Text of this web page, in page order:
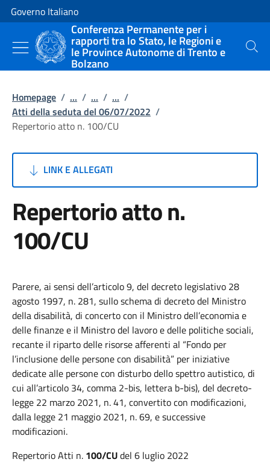
Vai al contenuto
Vai alla navigazione del sito
Governo Italiano
Conferenza Permanente per i
rapporti tra lo Stato, le Regioni e
le Province Autonome di Trento e
Bolzano
Cerca
Homepage / ... / ... / ... /
Atti della seduta del 06/07/2022 /
Repertorio atto n. 100/CU
LINK E ALLEGATI
Repertorio atto n.
100/CU
Parere, ai sensi dell’articolo 9, del decreto legislativo 28
agosto 1997, n. 281, sullo schema di decreto del Ministro
della disabilità, di concerto con il Ministro dell’economia e
delle finanze e il Ministro del lavoro e delle politiche sociali,
recante il riparto delle risorse afferenti al “Fondo per
l’inclusione delle persone con disabilità” per iniziative
dedicate alle persone con disturbo dello spettro autistico, di
cui all’articolo 34, comma 2-bis, lettera b-bis), del decreto-
legge 22 marzo 2021, n. 41, convertito con modificazioni,
dalla legge 21 maggio 2021, n. 69, e successive
modificazioni.
Repertorio Atti n. 100/CUdel 6 luglio 2022